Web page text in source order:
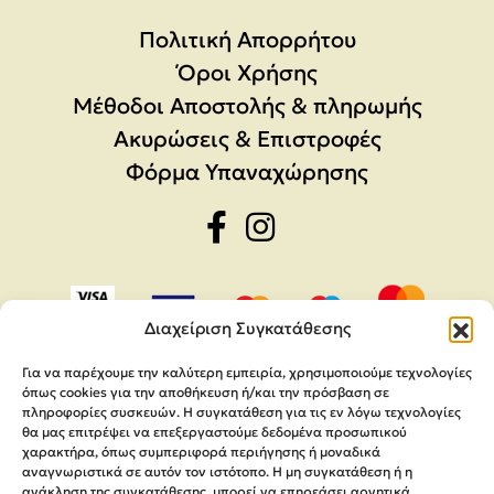
Διαχείριση Συγκατάθεσης
Για να παρέχουμε την καλύτερη εμπειρία, χρησιμοποιούμε τεχνολογίες
όπως cookies για την αποθήκευση ή/και την πρόσβαση σε
πληροφορίες συσκευών. Η συγκατάθεση για τις εν λόγω τεχνολογίες
θα μας επιτρέψει να επεξεργαστούμε δεδομένα προσωπικού
χαρακτήρα, όπως συμπεριφορά περιήγησης ή μοναδικά
αναγνωριστικά σε αυτόν τον ιστότοπο. Η μη συγκατάθεση ή η
Πολιτική Απορρήτου
Όροι Χρήσης
Μέθοδοι Αποστολής & πληρωμής
Ακυρώσεις & Επιστροφές
Φόρμα Υπαναχώρησης